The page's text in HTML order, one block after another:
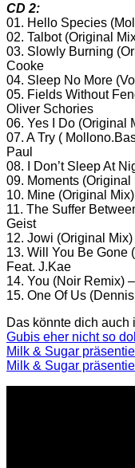
CD 2:
01. Hello Species
02. Talbot (Original
03. Slowly Burning
Cooke
04. Sleep No More
05. Fields Without
Oliver Schories
06. Yes I Do (Original
07. A Try (
Paul
08. I Don’t Sleep At
09. Moments
10. Mine (Original
11. The Suffer
Geist
12. Jowi (Original
13. Will You Be Gone
Feat. J.Kae
14. You (Noir Remix)
15. One Of Us
Das könnte dich auch
Gubis eher nicht so
Milk & Sugar
Milk & Sugar